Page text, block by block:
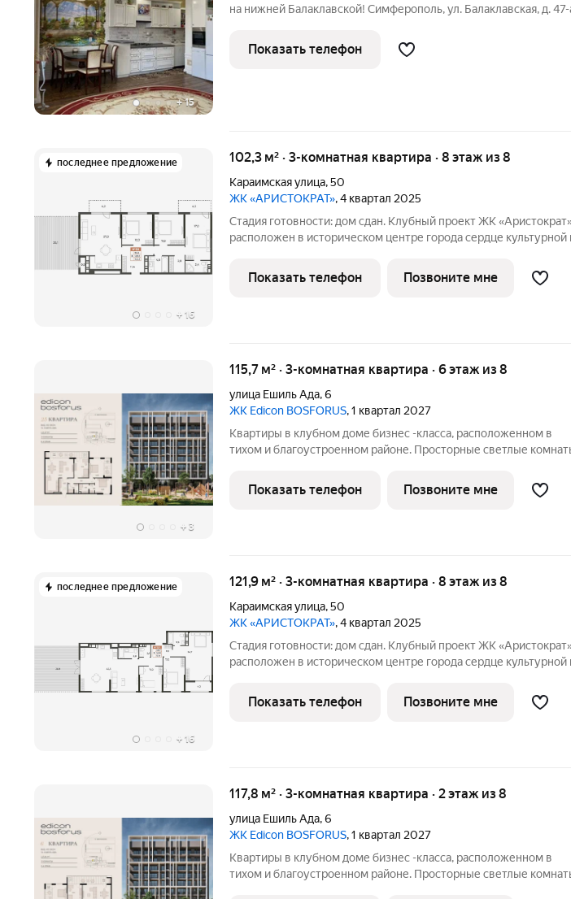
+15
на нижней Балаклавской! Симферополь, ул. Балаклавская, д. 47-
сданного в эксплуатацию в 2014 году. Дом полностью заселен.
Общая
Показать телефон
последнее предложение
+ 16
102,3 м² · 3-комнатная квартира · 8 этаж из 8
Караимская улица,50
ЖК «АРИСТОКРАТ», 4 квартал 2025
Стадия готовности: дом сдан. Клубный проект ЖК
расположен в историческом центре города сердце культурной и
гармонично вписывается в архитектурный ряд исторического
центра
Показать телефон Позвоните мне
+ 3
115,7 м² · 3-комнатная квартира · 6 этаж из 8
улица Ешиль Ада,6
ЖК Edicon BOSFORUS, 1 квартал 2027
Квартиры в клубном доме бизнес -класса, расположенном в
тихом и благоустроенном районе. Просторные светлые
предусмотрена озелененная терраса, современная зона для
спорта, рядом-
Показать телефон Позвоните мне
последнее предложение
+ 16
121,9 м² · 3-комнатная квартира · 8 этаж из 8
Караимская улица,50
ЖК «АРИСТОКРАТ», 4 квартал 2025
Стадия готовности: дом сдан. Клубный проект ЖК
расположен в историческом центре города сердце культурной и
гармонично вписывается в архитектурный ряд исторического
центра
Показать телефон Позвоните мне
117,8 м² · 3-комнатная квартира · 2 этаж из 8
улица Ешиль Ада,6
ЖК Edicon BOSFORUS, 1 квартал 2027
Квартиры в клубном доме бизнес -класса, расположенном в
тихом и благоустроенном районе. Просторные светлые